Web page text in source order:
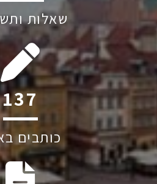
שאלות
215
כותבים